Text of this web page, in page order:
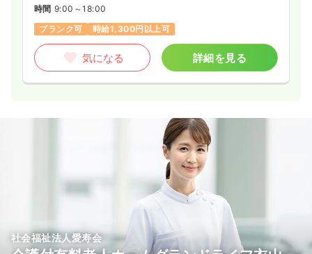
時間 9:00～18:00
ブランク可
時給1,300円以上可
気になる 詳細を見る
社会福祉法人愛寿会